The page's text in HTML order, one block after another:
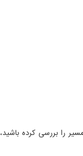
را بررسی کرده